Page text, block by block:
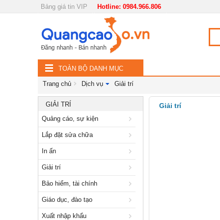
Bảng giá tin VIP Hotline: 0984.966.806
Nội, ngoại thất
Đồ gia dụng
Điện thoại, Viễn thông
Nhà và Đất
Dịch vụ
Quảng cáo, sự kiện
Lắp đặt sửa chữa
In ấn
Bảo hiểm, tài chính
Giáo dục, đào tạo
TOÀN BỘ DANH MỤC
Trang chủ Dịch vụ Giải trí
GIẢI TRÍ
Quảng cáo, sự kiện
Lắp đặt sửa chữa
In ấn
Giải trí
Bảo hiểm, tài chính
Giáo dục, đào tạo
Xuất nhập khẩu
Giải trí